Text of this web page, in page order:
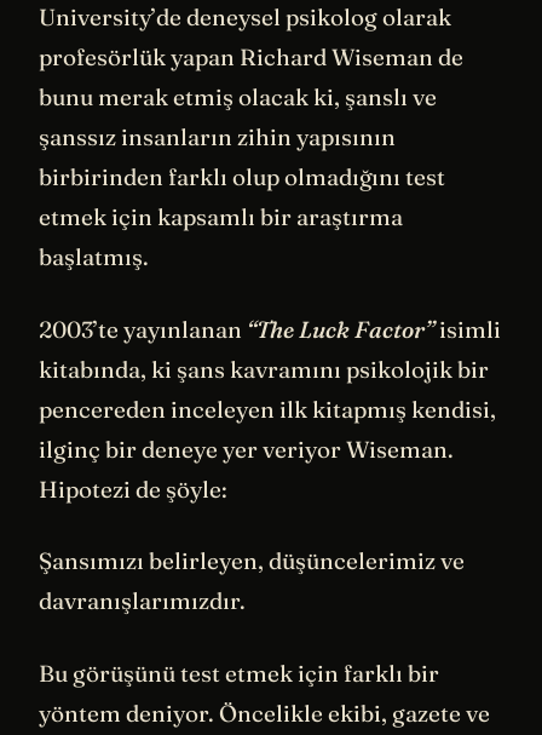
University’de deneysel psikolog olarak
profesörlük yapan Richard Wiseman de
bunu merak etmiş olacak ki, şanslı ve
şanssız insanların zihin yapısının
birbirinden farklı olup olmadığını test
etmek için kapsamlı bir araştırma
başlatmış.
2003’te yayınlanan “The Luck Factor”isimli
kitabında, ki şans kavramını psikolojik bir
pencereden inceleyen ilk kitapmış kendisi,
ilginç bir deneye yer veriyor Wiseman.
Hipotezi de şöyle:
Şansımızı belirleyen, düşüncelerimiz ve
davranışlarımızdır.
Bu görüşünü test etmek için farklı bir
yöntem deniyor. Öncelikle ekibi, gazete ve